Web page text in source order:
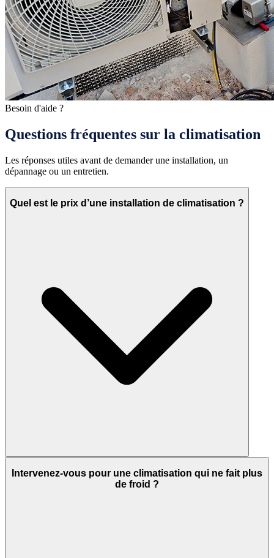
Besoin d'aide ?
Questions fréquentes sur la climatisation
Les réponses utiles avant de demander une installation, un
dépannage ou un entretien.
Quel est le prix d’une installation de climatisation ?
Intervenez-vous pour une climatisation qui ne fait plus
de froid ?